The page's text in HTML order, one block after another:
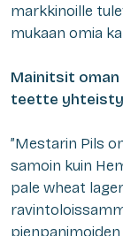
markkinoille
mukaan omia
Mainitsit oman
teette
”Mestarin Pils
samoin kuin
pale wheat